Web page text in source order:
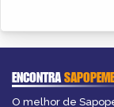
ENCONTRA
O melhor de